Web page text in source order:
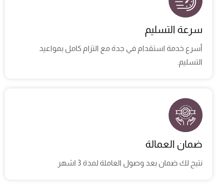
سرعة التسليم
أسرع خدمة استقدام في جدة مع التزام كامل بمواعيد
التسليم.
ضمان العمالة
نتيح لك ضمان بعد وصول العاملة لمدة 3 اشهر ​